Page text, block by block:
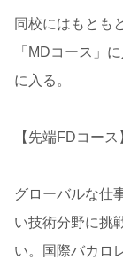
同校にはもとも
「MDコース」
に入る。
【先端FDコース
グローバルな仕
い技術分野に挑
い。国際バカロ